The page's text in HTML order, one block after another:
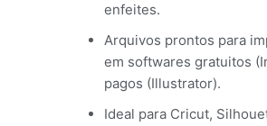
enfeites.
Arquivos prontos para
em softwares gratuitos
pagos (Illustrator).
Ideal para Cricut,